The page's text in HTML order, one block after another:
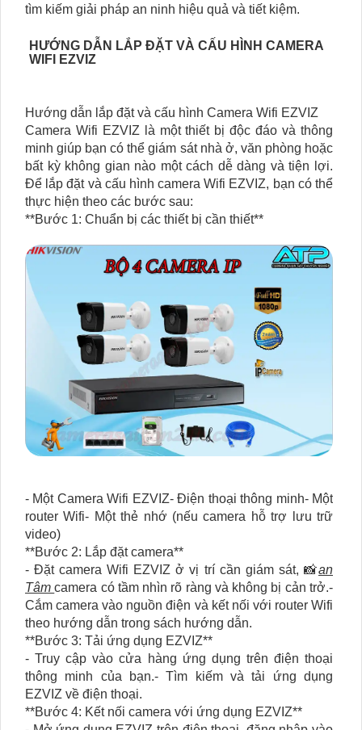
tìm kiếm giải pháp an ninh hiệu quả và tiết kiệm.
HƯỚNG DẪN LẮP ĐẶT VÀ CẤU HÌNH CAMERA
WIFI EZVIZ
Hướng dẫn lắp đặt và cấu hình Camera Wifi EZVIZ
Camera Wifi EZVIZ là một thiết bị độc đáo và thông
minh giúp bạn có thể giám sát nhà ở, văn phòng hoặc
bất kỳ không gian nào một cách dễ dàng và tiện lợi.
Để lắp đặt và cấu hình camera Wifi EZVIZ, bạn có thể
thực hiện theo các bước sau:
**Bước 1: Chuẩn bị các thiết bị cần thiết**
- Một Camera Wifi EZVIZ- Điện thoại thông minh- Một
router Wifi- Một thẻ nhớ (nếu camera hỗ trợ lưu trữ
video)
**Bước 2: Lắp đặt camera**
- Đặt camera Wifi EZVIZ ở vị trí cần giám sát, 📸an
Tâmcamera có tầm nhìn rõ ràng và không bị cản trở.-
Cắm camera vào nguồn điện và kết nối với router Wifi
theo hướng dẫn trong sách hướng dẫn.
**Bước 3: Tải ứng dụng EZVIZ**
- Truy cập vào cửa hàng ứng dụng trên điện thoại
thông minh của bạn.- Tìm kiếm và tải ứng dụng
EZVIZ về điện thoại.
**Bước 4: Kết nối camera với ứng dụng EZVIZ**